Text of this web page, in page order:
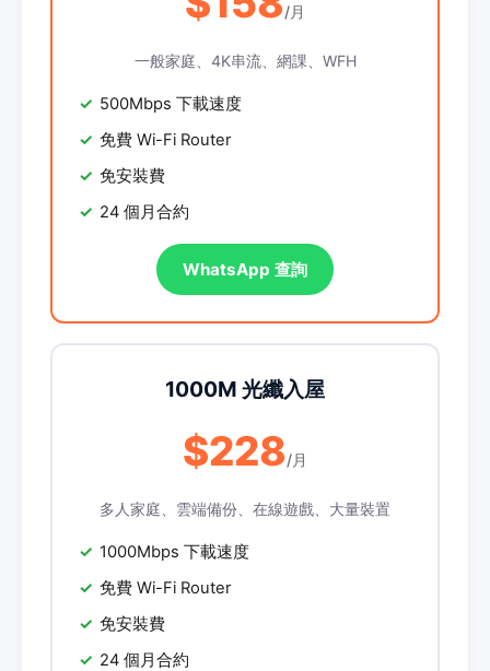
/月
一般家庭、4K串流、網課、WFH
500Mbps 下載速度
免費 Wi-Fi Router
免安裝費
24 個月合約
WhatsApp 查詢
1000M 光纖入屋
$228/月
多人家庭、雲端備份、在線遊戲、大量裝置
1000Mbps 下載速度
免費 Wi-Fi Router
免安裝費
24 個月合約